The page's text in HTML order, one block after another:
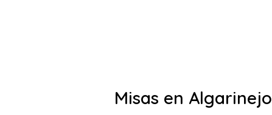
Misas en Algarinejo